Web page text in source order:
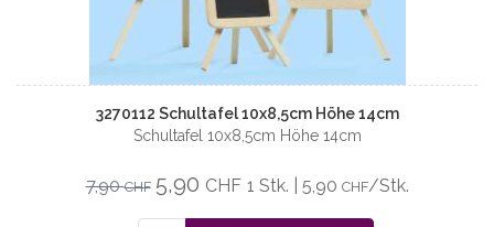
3270112 Schultafel 10x8,5cm Höhe 14cm
Schultafel 10x8,5cm Höhe 14cm
7,90CHF 5,90 CHF 1 Stk. | 5,90 CHF/Stk.